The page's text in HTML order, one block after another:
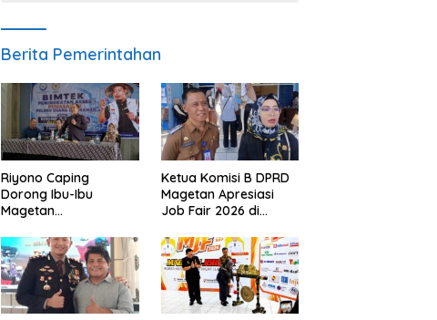
Berita Pemerintahan
Riyono Caping
Dorong Ibu-Ibu
Magetan
Ikan, Perkuat Budaya
Gemar Makan Ikan
Ketua Komisi B DPRD
Magetan Apresiasi
Job Fair 2026 di
Anggaran